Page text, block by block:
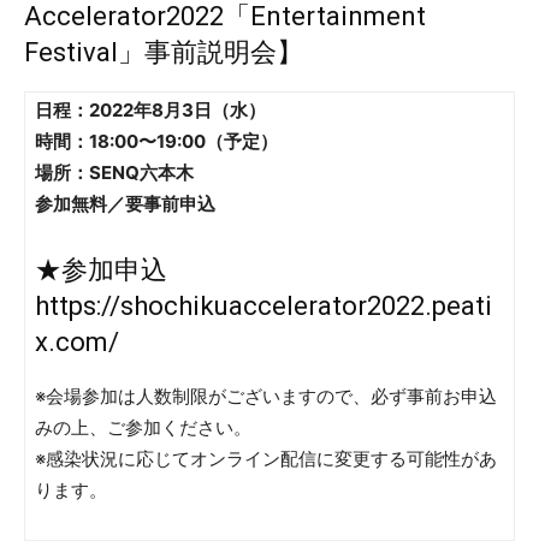
Accelerator2022「Entertainment
Festival」事前説明会】
日程：2022年8月3日（水）
時間：18:00〜19:00（予定）
場所：SENQ六本木
参加無料／要事前申込
★参加申込
https://shochikuaccelerator2022.peati
x.com/
※会場参加は人数制限がございますので、必ず事前お申込
みの上、ご参加ください。
※感染状況に応じてオンライン配信に変更する可能性があ
ります。